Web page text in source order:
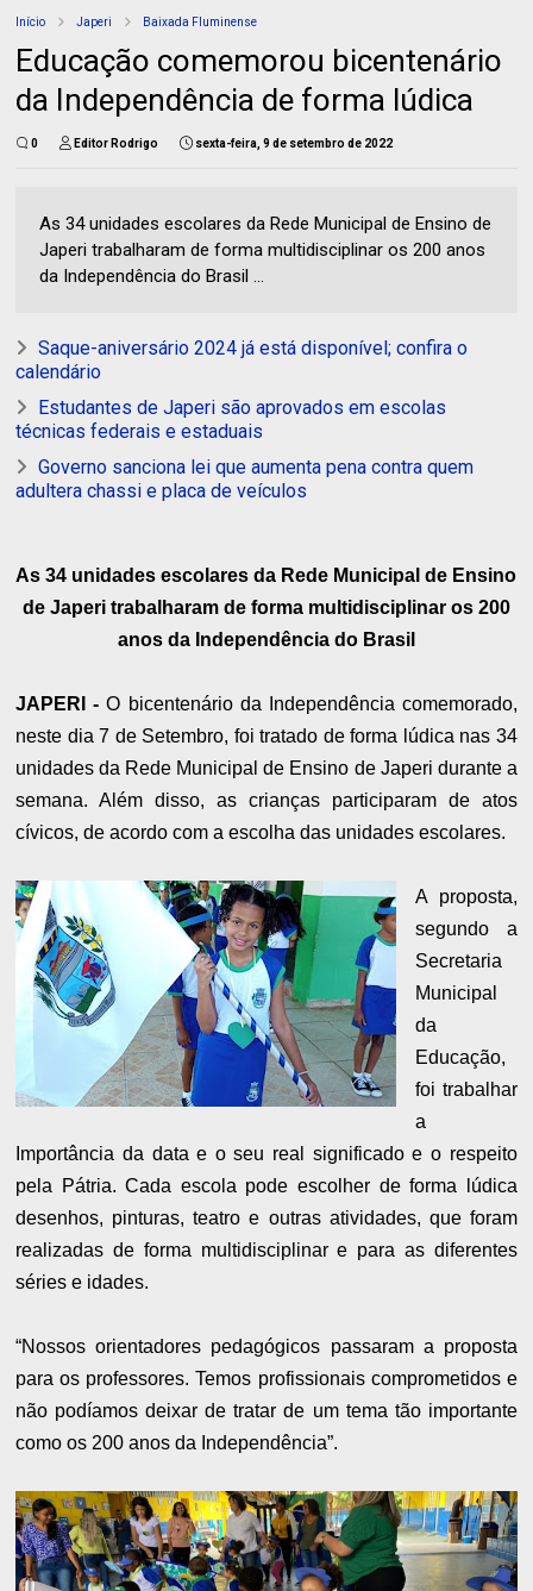
Início Japeri Baixada Fluminense
Educação comemorou bicentenário
da Independência de forma lúdica
0 Editor Rodrigo sexta-feira, 9 de setembro de 2022
As 34 unidades escolares da Rede Municipal de Ensino de
Japeri trabalharam de forma multidisciplinar os 200 anos
da Independência do Brasil ...
Saque-aniversário 2024 já está disponível; confira o
calendário
Estudantes de Japeri são aprovados em escolas
técnicas federais e estaduais
Governo sanciona lei que aumenta pena contra quem
adultera chassi e placa de veículos
As 34 unidades escolares da Rede Municipal de Ensino
de Japeri trabalharam de forma multidisciplinar os 200
anos da Independência do Brasil
JAPERI -O bicentenário da Independência comemorado,
neste dia 7 de Setembro, foi tratado de forma lúdica nas 34
unidades da Rede Municipal de Ensino de Japeri durante a
semana. Além disso, as crianças participaram de atos
cívicos, de acordo com a escolha das unidades escolares.
A proposta,
segundo a
Secretaria
Municipal
da
Educação,
foi trabalhar
a
Importância da data e o seu real significado e o respeito
pela Pátria. Cada escola pode escolher de forma lúdica
desenhos, pinturas, teatro e outras atividades, que foram
realizadas de forma multidisciplinar e para as diferentes
séries e idades.
“Nossos orientadores pedagógicos passaram a proposta
para os professores. Temos profissionais comprometidos e
não podíamos deixar de tratar de um tema tão importante
como os 200 anos da Independência”.